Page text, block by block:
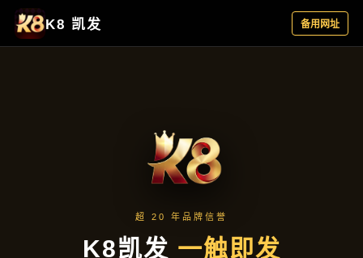
客户见证
首页 客户见证